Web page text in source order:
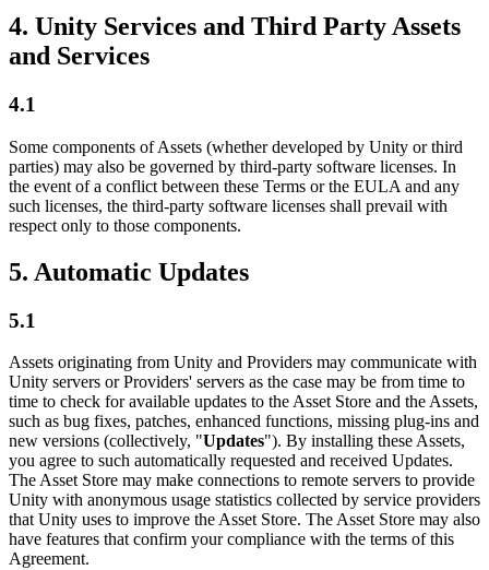
4. Unity Services and Third Party Assets
and Services
4.1
Some components of Assets (whether developed by Unity or third
parties) may also be governed by third-party software licenses. In
the event of a conflict between these Terms or the EULA and any
such licenses, the third-party software licenses shall prevail with
respect only to those components.
5. Automatic Updates
5.1
Assets originating from Unity and Providers may communicate with
Unity servers or Providers' servers as the case may be from time to
time to check for available updates to the Asset Store and the Assets,
such as bug fixes, patches, enhanced functions, missing plug-ins and
new versions (collectively, "Updates"). By installing these Assets,
you agree to such automatically requested and received Updates.
The Asset Store may make connections to remote servers to provide
Unity with anonymous usage statistics collected by service providers
that Unity uses to improve the Asset Store. The Asset Store may also
have features that confirm your compliance with the terms of this
Agreement.